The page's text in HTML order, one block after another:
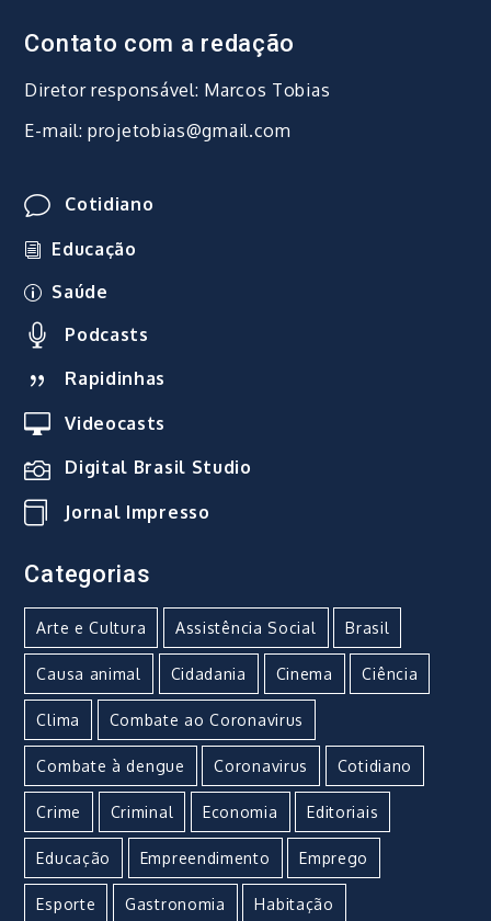
Contato com a redação
Diretor responsável: Marcos Tobias
E-mail: projetobias@gmail.com
Cotidiano
Educação
Saúde
Podcasts
Rapidinhas
Videocasts
Digital Brasil Studio
Jornal Impresso
Categorias
Arte e Cultura Assistência Social Brasil
Causa animal Cidadania Cinema Ciência
Clima Combate ao Coronavirus
Combate à dengue Coronavirus Cotidiano
Crime Criminal Economia Editoriais
Educação Empreendimento Emprego
Esporte Gastronomia Habitação